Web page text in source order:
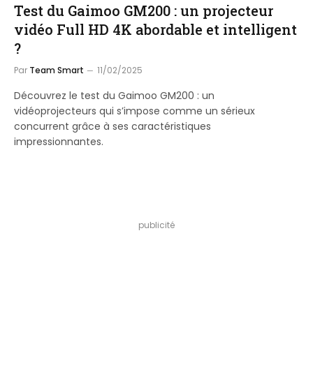
Test du Gaimoo GM200 : un projecteur
vidéo Full HD 4K abordable et intelligent
?
Par Team Smart 11/02/2025
Découvrez le test du Gaimoo GM200 : un
vidéoprojecteurs qui s’impose comme un sérieux
concurrent grâce à ses caractéristiques
impressionnantes.
publicité